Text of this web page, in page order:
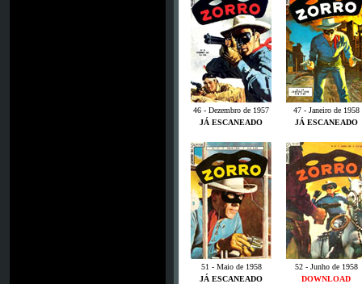
46 - Dezembro de 1957
47 - Janeiro de 1958
JÁ ESCANEADO
JÁ ESCANEADO
51 - Maio de 1958
52 - Junho de 1958
JÁ ESCANEADO
DOWNLOAD